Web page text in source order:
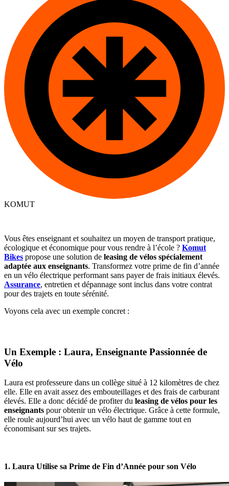
KOMUT
Vous êtes enseignant et souhaitez un moyen de transport pratique,
écologique et économique pour vous rendre à l’école ? Komut
Bikes propose une solution de leasing de vélos spécialement
adaptée aux enseignants. Transformez votre prime de fin d’année
en un vélo électrique performant sans payer de frais initiaux élevés.
Assurance, entretien et dépannage sont inclus dans votre contrat
pour des trajets en toute sérénité.
Voyons cela avec un exemple concret :
Un Exemple : Laura, Enseignante Passionnée de
Vélo
Laura est professeure dans un collège situé à 12 kilomètres de chez
elle. Elle en avait assez des embouteillages et des frais de carburant
élevés. Elle a donc décidé de profiter du leasing de vélos pour les
enseignants pour obtenir un vélo électrique. Grâce à cette formule,
elle roule aujourd’hui avec un vélo haut de gamme tout en
économisant sur ses trajets.
1. Laura Utilise sa Prime de Fin d’Année pour son Vélo